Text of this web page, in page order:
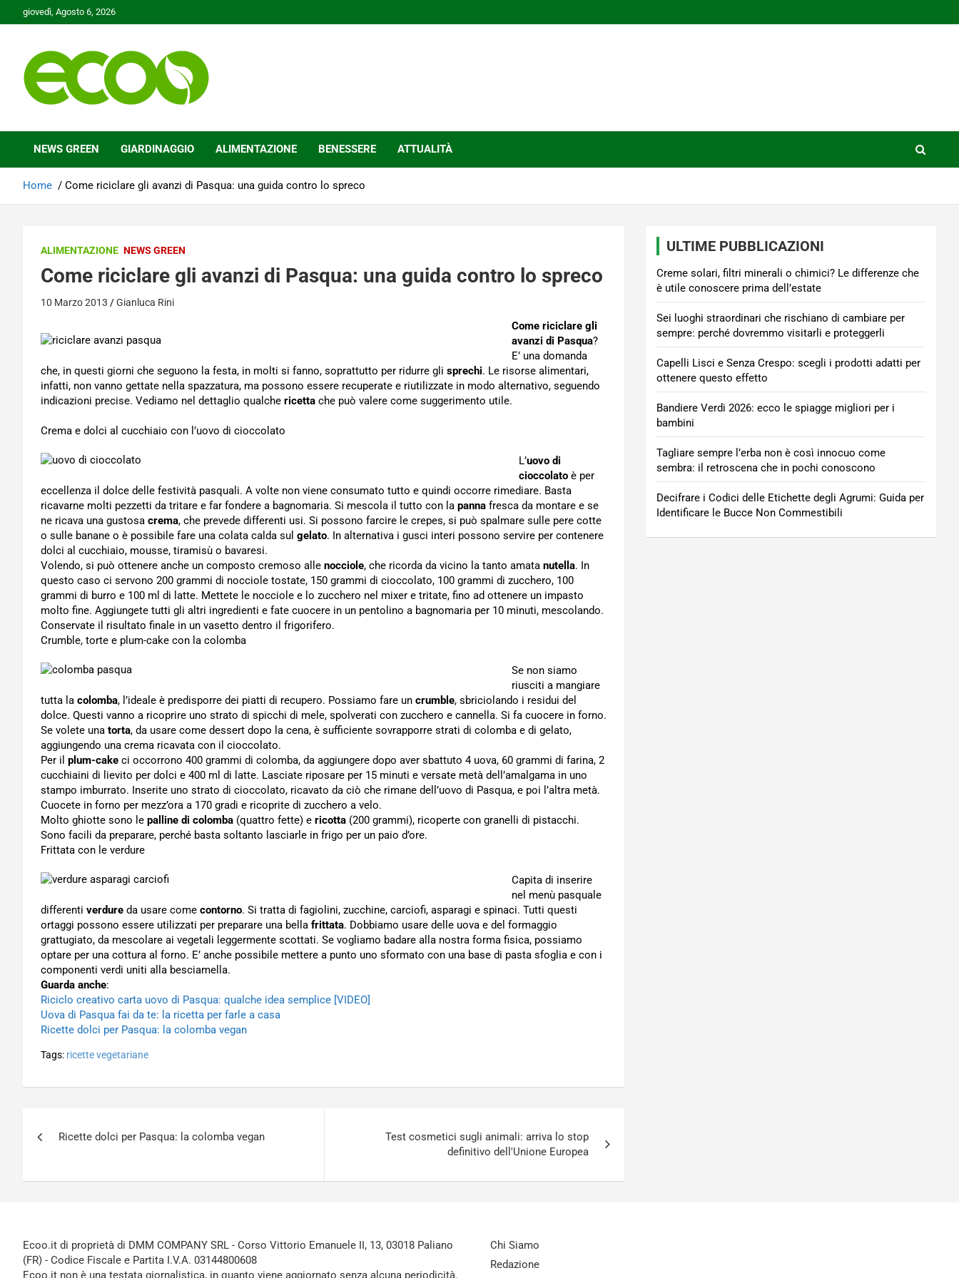
to
giovedì, Agosto 6, 2026
Ecoo.it
NEWS GREEN GIARDINAGGIO ALIMENTAZIONE BENESSERE ATTUALITÀ
Home Come riciclare gli avanzi di Pasqua: una guida contro lo spreco
ALIMENTAZIONE NEWS GREEN
Come riciclare gli avanzi di Pasqua: una guida contro lo spreco
10 Marzo 2013 Gianluca Rini
Come riciclare gli
avanzi di Pasqua?
E’ una domanda
che, in questi giorni che seguono la festa, in molti si fanno, soprattutto per ridurre gli sprechi. Le risorse alimentari,
infatti, non vanno gettate nella spazzatura, ma possono essere recuperate e riutilizzate in modo alternativo, seguendo
indicazioni precise. Vediamo nel dettaglio qualche ricetta che può valere come suggerimento utile.
Crema e dolci al cucchiaio con l’uovo di cioccolato
L’uovo di
cioccolato è per
eccellenza il dolce delle festività pasquali. A volte non viene consumato tutto e quindi occorre rimediare. Basta
ricavarne molti pezzetti da tritare e far fondere a bagnomaria. Si mescola il tutto con la panna fresca da montare e se
ne ricava una gustosa crema, che prevede differenti usi. Si possono farcire le crepes, si può spalmare sulle pere cotte
o sulle banane o è possibile fare una colata calda sul gelato. In alternativa i gusci interi possono servire per contenere
dolci al cucchiaio, mousse, tiramisù o bavaresi.
Volendo, si può ottenere anche un composto cremoso alle nocciole, che ricorda da vicino la tanto amata nutella. In
questo caso ci servono 200 grammi di nocciole tostate, 150 grammi di cioccolato, 100 grammi di zucchero, 100
grammi di burro e 100 ml di latte. Mettete le nocciole e lo zucchero nel mixer e tritate, fino ad ottenere un impasto
molto fine. Aggiungete tutti gli altri ingredienti e fate cuocere in un pentolino a bagnomaria per 10 minuti, mescolando.
Conservate il risultato finale in un vasetto dentro il frigorifero.
Crumble, torte e plum-cake con la colomba
Se non siamo
riusciti a mangiare
tutta la colomba, l’ideale è predisporre dei piatti di recupero. Possiamo fare un crumble, sbriciolando i residui del
dolce. Questi vanno a ricoprire uno strato di spicchi di mele, spolverati con zucchero e cannella. Si fa cuocere in forno.
Se volete una torta, da usare come dessert dopo la cena, è sufficiente sovrapporre strati di colomba e di gelato,
aggiungendo una crema ricavata con il cioccolato.
Per il plum-cake ci occorrono 400 grammi di colomba, da aggiungere dopo aver sbattuto 4 uova, 60 grammi di farina, 2
cucchiaini di lievito per dolci e 400 ml di latte. Lasciate riposare per 15 minuti e versate metà dell’amalgama in uno
stampo imburrato. Inserite uno strato di cioccolato, ricavato da ciò che rimane dell’uovo di Pasqua, e poi l’altra metà.
Cuocete in forno per mezz’ora a 170 gradi e ricoprite di zucchero a velo.
Molto ghiotte sono le palline di colomba (quattro fette) e ricotta (200 grammi), ricoperte con granelli di pistacchi.
Sono facili da preparare, perché basta soltanto lasciarle in frigo per un paio d’ore.
Frittata con le verdure
Capita di inserire
nel menù pasquale
differenti verdure da usare come contorno. Si tratta di fagiolini, zucchine, carciofi, asparagi e spinaci. Tutti questi
ortaggi possono essere utilizzati per preparare una bella frittata. Dobbiamo usare delle uova e del formaggio
grattugiato, da mescolare ai vegetali leggermente scottati. Se vogliamo badare alla nostra forma fisica, possiamo
optare per una cottura al forno. E’ anche possibile mettere a punto uno sformato con una base di pasta sfoglia e con i
componenti verdi uniti alla besciamella.
Guarda anche:
Riciclo creativo carta uovo di Pasqua: qualche idea semplice [VIDEO]
Uova di Pasqua fai da te: la ricetta per farle a casa
Ricette dolci per Pasqua: la colomba vegan
Tags: ricette vegetariane
Ricette dolci per Pasqua: la colomba vegan
Test cosmetici sugli animali: arriva lo stop
definitivo dell'Unione Europea
ULTIME PUBBLICAZIONI
Creme solari, filtri minerali o chimici? Le differenze che
è utile conoscere prima dell’estate
Sei luoghi straordinari che rischiano di cambiare per
sempre: perché dovremmo visitarli e proteggerli
Capelli Lisci e Senza Crespo: scegli i prodotti adatti per
ottenere questo effetto
Bandiere Verdi 2026: ecco le spiagge migliori per i
bambini
Tagliare sempre l’erba non è così innocuo come
sembra: il retroscena che in pochi conoscono
Decifrare i Codici delle Etichette degli Agrumi: Guida per
Identificare le Bucce Non Commestibili
Ecoo.it di proprietà di DMM COMPANY SRL - Corso Vittorio Emanuele II, 13, 03018 Paliano
(FR) - Codice Fiscale e Partita I.V.A. 03144800608
Ecoo.it non è una testata giornalistica, in quanto viene aggiornato senza alcuna periodicità.
Chi Siamo
Redazione